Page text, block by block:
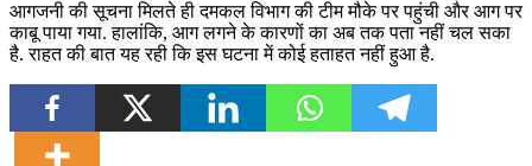
आगजनी की सूचना मिलते ही दमकल विभाग की टीम मौके पर पहुंची और आग पर
काबू पाया गया. हालांकि, आग लगने के कारणों का अब तक पता नहीं चल सका
है. राहत की बात यह रही कि इस घटना में कोई हताहत नहीं हुआ है.